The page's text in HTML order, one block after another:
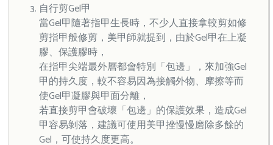
自行剪Gel甲
當Gel甲隨著指甲生長時，不少人直接拿較剪如修
剪指甲般修剪，美甲師就提到，由於Gel甲在上凝
膠、保護膠時，
在指甲尖端最外層都會特別「包邊」，來加強Gel
甲的持久度，較不容易因為接觸外物、摩擦等而
使Gel甲凝膠與甲面分離，
若直接剪甲會破壞「包邊」的保護效果，造成Gel
甲容易剝落，建議可使用美甲挫慢慢磨除多餘的
Gel，可使持久度更高。